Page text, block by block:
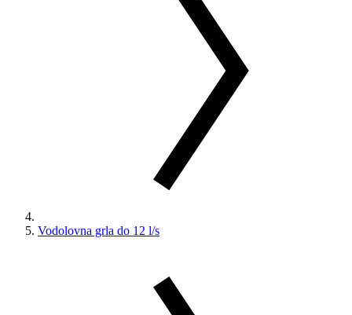
Vodolovna grla do 12 l/s